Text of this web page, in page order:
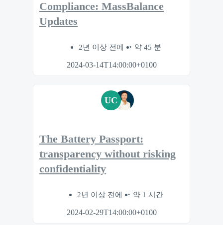
Compliance: MassBalance
Updates
2년 이상 전에 약 45 분
2024-03-14T14:00:00+0100
UC
The Battery Passport:
transparency without risking
confidentiality
2년 이상 전에 약 1 시간
2024-02-29T14:00:00+0100